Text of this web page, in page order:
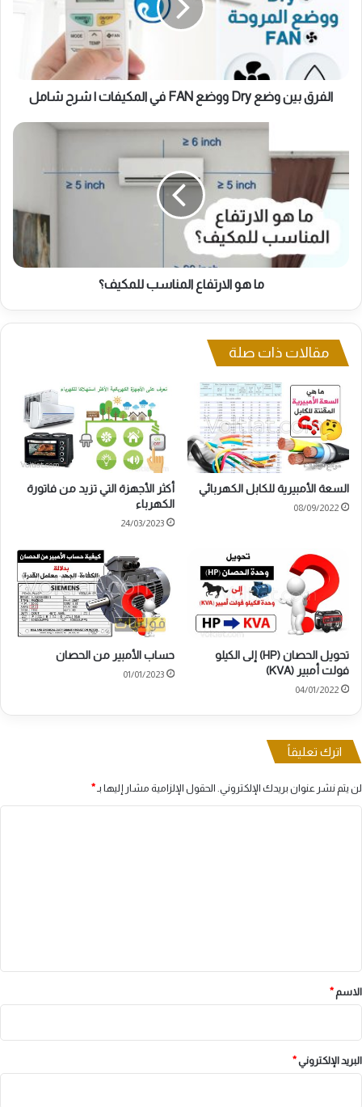
ووضع
FAN
شرحالفرق بين وضع Dry ووضع FAN في المكيفات | شرح شامل
الارتفاع
المناسب
للمكيف؟
ما هو الارتفاع المناسب للمكيف؟
مقالات ذات صلة
السعة الأمبيرية للكابل الكهربائي
08/09/2022
أكثر الأجهزة التي تزيد من فاتورة
الكهرباء
24/03/2023
تحويل الحصان (HP) إلى الكيلو
فولت أمبير (KVA)
04/01/2022
حساب الأمبير من الحصان
01/01/2023
اترك تعليقاً
لن يتم نشر عنوان بريدك الإلكتروني. الحقول الإلزامية مشار إليها بـ*
*
الاسم *
البريد الإلكتروني*